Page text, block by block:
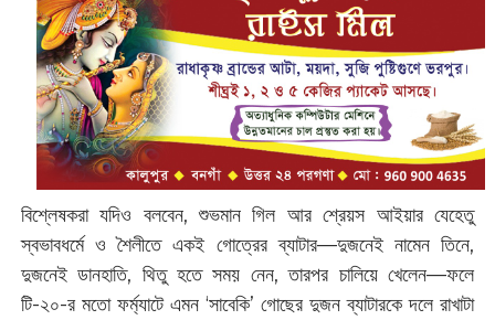
বিশ্লেষকরা যদিও বলবেন, শুভমান গিল আর শ্রেয়স আইয়ার যেহেতু
স্বভাবধর্মে ও শৈলীতে একই গোত্রের ব্যাটার—দুজনেই নামেন তিনে,
দুজনেই ডানহাতি, থিতু হতে সময় নেন, তারপর চালিয়ে খেলেন—ফলে
টি-২০-র মতো ফর্ম্যাটে এমন ‘সাবেকি’ গোছের দুজন ব্যাটারকে দলে রাখাটা